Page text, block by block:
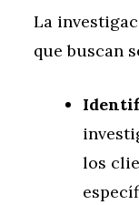
La
que buscan
los